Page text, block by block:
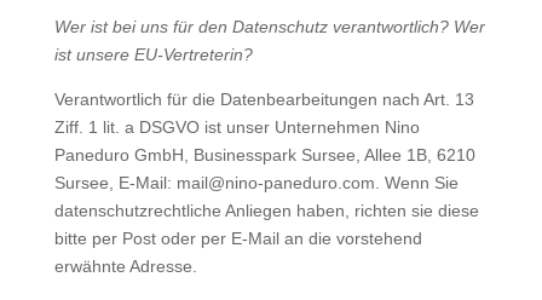
Wer ist bei uns für den Datenschutz verantwortlich? Wer
ist unsere EU-Vertreterin?
Verantwortlich für die Datenbearbeitungen nach Art. 13
Ziff. 1 lit. a DSGVO ist unser Unternehmen Nino
Paneduro GmbH, Businesspark Sursee, Allee 1B, 6210
Sursee, E-Mail: mail@nino-paneduro.com. Wenn Sie
datenschutzrechtliche Anliegen haben, richten sie diese
bitte per Post oder per E-Mail an die vorstehend
erwähnte Adresse.